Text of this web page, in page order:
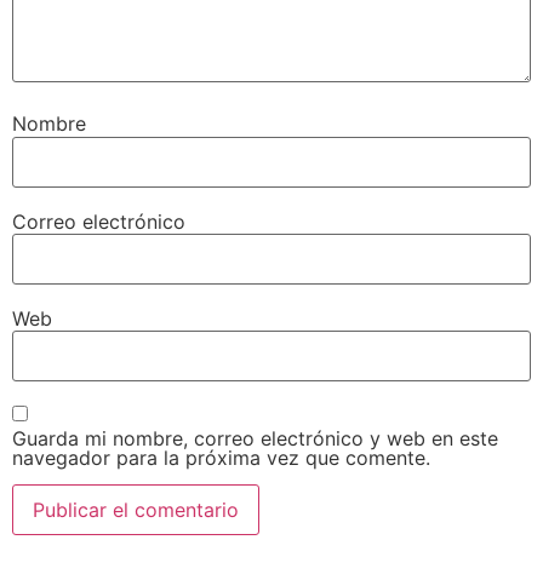
Nombre
Correo electrónico
Web
Guarda mi nombre, correo electrónico y web en este
navegador para la próxima vez que comente.